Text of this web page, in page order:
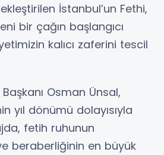
İstanbul’un Fethi,
bir çağın başlangıcı
kalıcı zaferini tescil
Osman Ünsal,
yıl dönümü dolayısıyla
fetih ruhunun
beraberliğinin en büyük